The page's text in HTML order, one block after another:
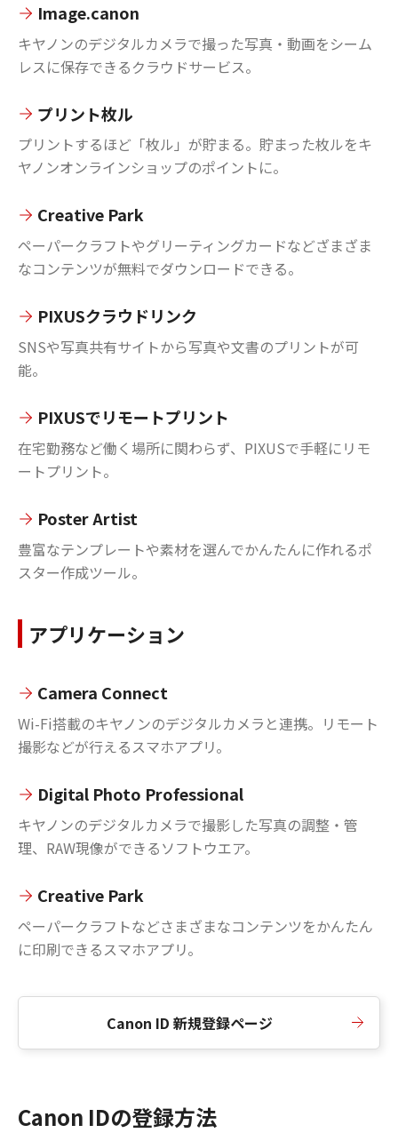
Image.canon
キヤノンのデジタルカメラで撮った写真・動画をシーム
レスに保存できるクラウドサービス。
プリント枚ル
プリントするほど「枚ル」が貯まる。貯まった枚ルをキ
ヤノンオンラインショップのポイントに。
Creative Park
ペーパークラフトやグリーティングカードなどざまざま
なコンテンツが無料でダウンロードできる。
PIXUSクラウドリンク
SNSや写真共有サイトから写真や文書のプリントが可
能。
PIXUSでリモートプリント
在宅勤務など働く場所に関わらず、PIXUSで手軽にリモ
ートプリント。
Poster Artist
豊富なテンプレートや素材を選んでかんたんに作れるポ
スター作成ツール。
アプリケーション
Camera Connect
Wi-Fi搭載のキヤノンのデジタルカメラと連携。リモート
撮影などが行えるスマホアプリ。
Digital Photo Professional
キヤノンのデジタルカメラで撮影した写真の調整・管
理、RAW現像ができるソフトウエア。
Creative Park
ペーパークラフトなどさまざまなコンテンツをかんたん
に印刷できるスマホアプリ。
Canon ID 新規登録ページ
Canon IDの登録方法